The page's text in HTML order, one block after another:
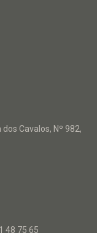
dos Cavalos, Nº 982,
48 75 65